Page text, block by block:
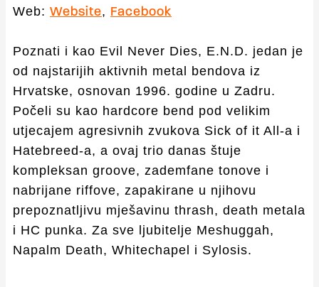
Web: Website, Facebook
Poznati i kao Evil Never Dies, E.N.D. jedan je
od najstarijih aktivnih metal bendova iz
Hrvatske, osnovan 1996. godine u Zadru.
Počeli su kao hardcore bend pod velikim
utjecajem agresivnih zvukova Sick of it All-a i
Hatebreed-a, a ovaj trio danas štuje
kompleksan groove, zademfane tonove i
nabrijane riffove, zapakirane u njihovu
prepoznatljivu mješavinu thrash, death metala
i HC punka. Za sve ljubitelje Meshuggah,
Napalm Death, Whitechapel i Sylosis.